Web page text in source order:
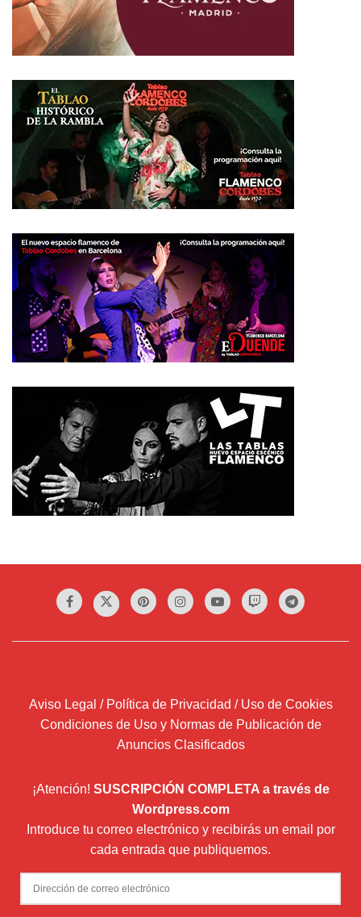
Aviso Legal / Política de Privacidad / Uso de Cookies
Condiciones de Uso y Normas de Publicación de
Anuncios Clasificados
¡Atención! SUSCRIPCIÓN COMPLETA a través de
Wordpress.com
Introduce tu correo electrónico y recibirás un email por
cada entrada que publiquemos.
Dirección
de